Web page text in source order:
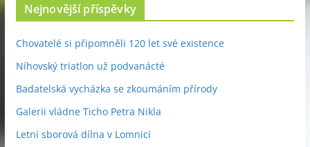
Nejnovější příspěvky
Chovatelé si připomněli 120 let své existence
Níhovský triatlon už podvanácté
Badatelská vycházka se zkoumáním přírody
Galerii vládne Ticho Petra Nikla
Letní sborová dílna v Lomnici